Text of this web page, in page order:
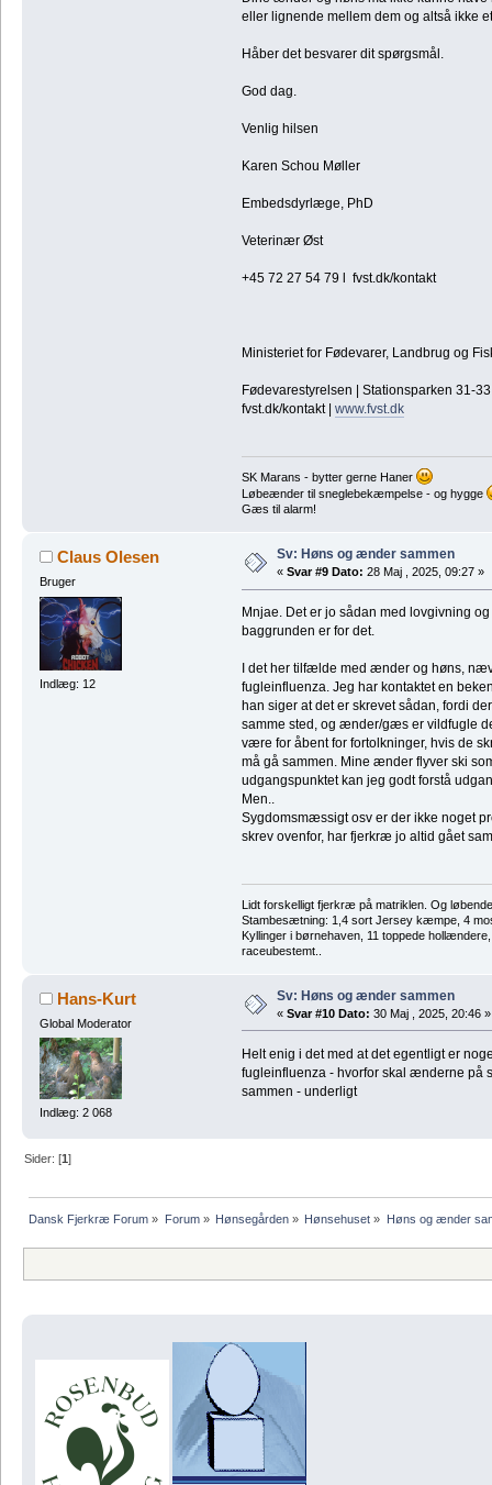
eller lignende mellem dem og altså ikke
Håber det besvarer dit spørgsmål.
God dag.
Venlig hilsen
Karen Schou Møller
Embedsdyrlæge, PhD
Veterinær Øst
+45 72 27 54 79 l fvst.dk/kontakt
Ministeriet for Fødevarer, Landbrug og
Fødevarestyrelsen | Stationsparken 31-
fvst.dk/kontakt | www.fvst.dk
SK Marans - bytter gerne Haner
Løbeænder til sneglebekæmpelse - og hygge
Gæs til alarm!
Claus Olesen
Bruger
Indlæg: 12
Sv: Høns og ænder sammen
« Svar #9 Dato: 28 Maj , 2025, 09:27 »
Mnjae. Det er jo sådan med lovgivning
baggrunden er for det.
I det her tilfælde med ænder og høns,
fugleinfluenza. Jeg har kontaktet en
han siger at det er skrevet sådan, fordi
samme sted, og ænder/gæs er vildfugle
være for åbent for fortolkninger, hvis de
må gå sammen. Mine ænder flyver ski
udgangspunktet kan jeg godt forstå
Men..
Sygdomsmæssigt osv er der ikke noget
skrev ovenfor, har fjerkræ jo altid gået
Lidt forskelligt fjerkræ på matriklen. Og
Stambesætning: 1,4 sort Jersey kæmpe, 4
Kyllinger i børnehaven, 11 toppede
raceubestemt..
Hans-Kurt
Global Moderator
Indlæg: 2 068
Sv: Høns og ænder sammen
« Svar #10 Dato: 30 Maj , 2025, 20:46 »
Helt enig i det med at det egentligt er
fugleinfluenza - hvorfor skal ænderne på
sammen - underligt
Sider: [1]
Dansk Fjerkræ Forum » Forum» Hønsegården» Hønsehuset » Høns og ænder